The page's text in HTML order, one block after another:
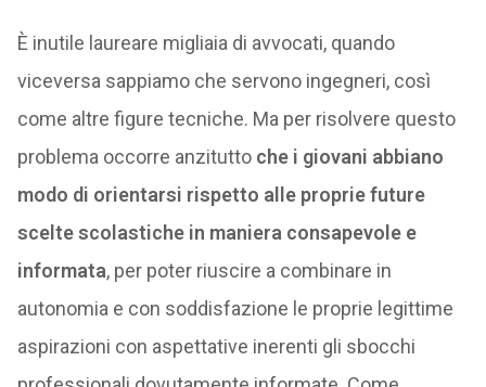
È inutile laureare migliaia di avvocati, quando
viceversa sappiamo che servono ingegneri, così
come altre figure tecniche. Ma per risolvere questo
problema occorre anzitutto che i giovani abbiano
modo di orientarsi rispetto alle proprie future
scelte scolastiche in maniera consapevole e
informata, per poter riuscire a combinare in
autonomia e con soddisfazione le proprie legittime
aspirazioni con aspettative inerenti gli sbocchi